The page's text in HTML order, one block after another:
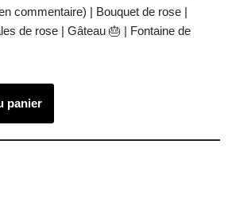
commentaire) | Bouquet de rose |
de rose | Gâteau 🎂 | Fontaine de
panier